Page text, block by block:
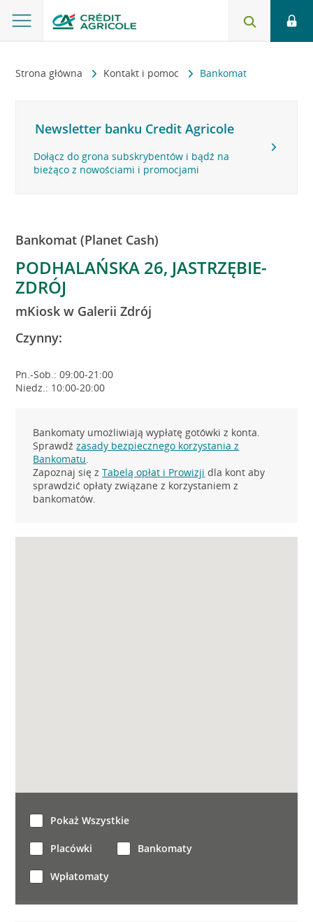
Strona główna Kontakt i pomoc Bankomat
Newsletter banku Credit Agricole
Dołącz do grona subskrybentów i bądź na
bieżąco z nowościami i promocjami
Bankomat (Planet Cash)
PODHALAŃSKA 26, JASTRZĘBIE-
ZDRÓJ
mKiosk w Galerii Zdrój
Czynny:
Pn.-Sob.: 09:00-21:00
Niedz.: 10:00-20:00
Bankomaty umożliwiają wypłatę gotówki z konta.
Sprawdźzasady bezpiecznego korzystania z
Bankomatu.
Zapoznaj się zTabelą opłat i Prowizji dla kont aby
sprawdzić opłaty związane z korzystaniem z
bankomatów.
Pokaż Wszystkie
Placówki Bankomaty
Wpłatomaty